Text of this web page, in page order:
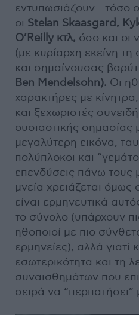
εντυπωσιάζουν - τόσο
οι Stelan Skaasgard,
O’Reilly κτλ, όσο και οι
(με κυρίαρχη εκείνη τη
και σημαίνουσας
Ben Mendelsohn). Οι
χαρακτήρες με
και ξεχωριστές
ουσιαστικής σημασίας
μεγαλύτερη εικόνα,
πολύπλοκοι και
επενδύσεις πάνω τους
μνεία χρειάζεται όμως
είναι ερμηνευτικά
το σύνολο (υπάρχουν
ηθοποιοί με πιο
ερμηνείες), αλλά γιατί
εσωτερικότητα και τη
συναισθημάτων που
σειρά να “περπατήσει”